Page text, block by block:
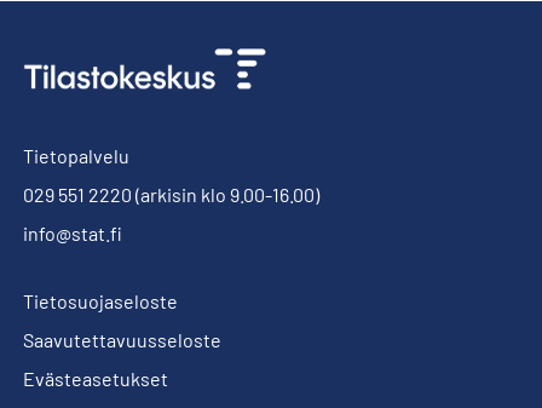
Tietopalvelu
029 551 2220 (arkisin klo 9.00-16.00)
info@stat.fi
Tietosuojaseloste
Saavutettavuusseloste
Evästeasetukset